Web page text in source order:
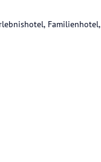
Familienhotel,